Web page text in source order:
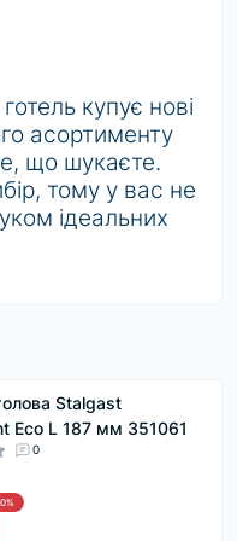
купує нові
асортименту
що шукаєте.
тому у вас не
ідеальних
робить
значно
знайдете
щоб
Ми навіть
Stalgast
Eco L 187 мм 351061
0